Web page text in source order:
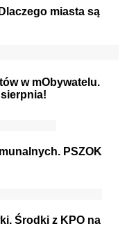
miasta są
w mObywatelu.
PSZOK
Środki z KPO na